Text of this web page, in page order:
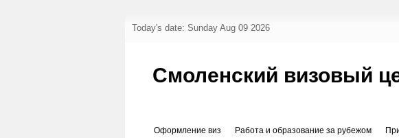
Today's date: Sunday Aug 09 2026
Смоленский визовый
Оформление виз Работа и образование за рубежом